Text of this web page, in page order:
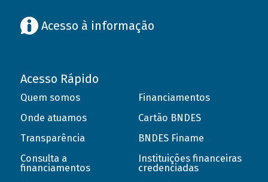
Acesso à informação
Acesso Rápido
Quem somos
Onde atuamos
Transparência
Consulta a
financiamentos
Financiamentos
Cartão BNDES
BNDES Finame
Instituições financeiras
credenciadas